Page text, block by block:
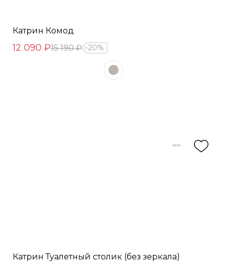
Катрин Комод
12 090 ₽15 190 ₽ 20%
Катрин Туалетный столик (без зеркала)